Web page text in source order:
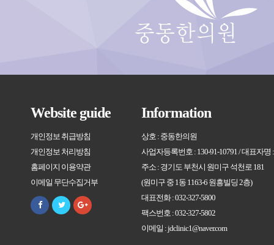
Website guide
개인정보 취급방침
개인정보 처리방침
홈페이지 이용약관
이메일 무단수집거부
Information
상호 : 중동한의원
사업자등록번호 : 130-91-10791 / 대표자명
주소 : 경기도 부천시 원미구 석천로 181
(원미구 중 1동 1163-6 원흥빌딩 2층)
대표전화 : 032-327-5800
팩스번호 : 032-327-5802
이메일 : jdclinic1@naver.com